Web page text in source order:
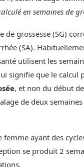
en semaines de
de grossesse (SG)
(SA).
utilisent les
signifie que le calcul
, et non du début
de deux
femme ayant des
se produit 2